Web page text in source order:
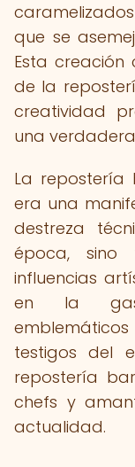
que se
Esta creación
de la
creatividad
una
La repostería
era una
destreza
época,
influencias
en la
testigos del
repostería
chefs y
actualidad.